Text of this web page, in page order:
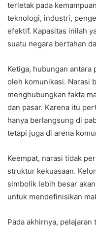
terletak pada
teknologi, industri,
efektif. Kapasitas inilah
suatu negara bertahan
Ketiga, hubungan antara
oleh komunikasi. Narasi
menghubungkan fakta
dan pasar. Karena itu
hanya berlangsung di
tetapi juga di arena
Keempat, narasi tidak
struktur kekuasaan.
simbolik lebih besar
untuk mendefinisikan
Pada akhirnya,